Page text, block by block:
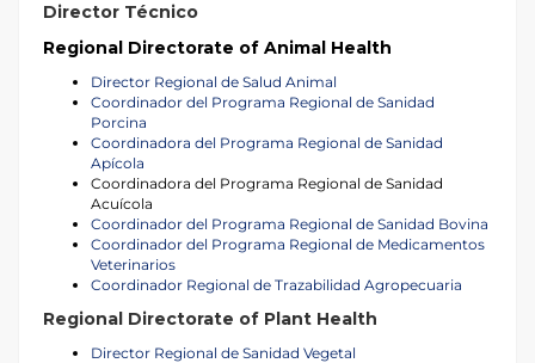
Director Técnico
Regional Directorate of Animal Health
Director Regional de Salud Animal
Coordinador del Programa Regional de Sanidad
Porcina
Coordinadora del Programa Regional de Sanidad
Apícola
Coordinadora del Programa Regional de Sanidad
Acuícola
Coordinador del Programa Regional de Sanidad Bovina
Coordinador del Programa Regional de Medicamentos
Veterinarios
Coordinador Regional de Trazabilidad Agropecuaria
Regional Directorate of Plant Health
Director Regional de Sanidad Vegetal